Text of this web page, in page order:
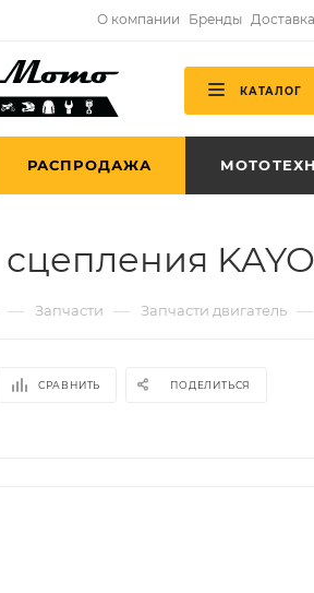
О компании Бренды Доставка
КАТАЛОГ
РАСПРОДАЖА
— Запчасти — Запчасти двигатель —
СРАВНИТЬ ПОДЕЛИТЬСЯ